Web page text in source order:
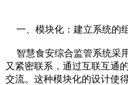
一、模块化：建立系统的
智慧食安综合监管系统采
又紧密联系，通过互联互通
交流。这种模块化的设计使